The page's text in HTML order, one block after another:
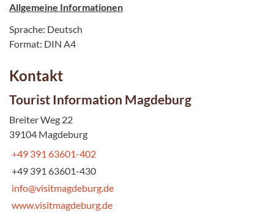
Allgemeine Informationen
Sprache: Deutsch
Format: DIN A4
Kontakt
Tourist Information Magdeburg
Breiter Weg 22
39104 Magdeburg
+49 391 63601-402
+49 391 63601-430
info@visitmagdeburg.de
www.visitmagdeburg.de